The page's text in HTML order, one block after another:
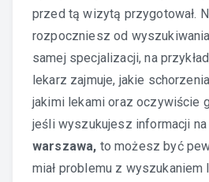
przed tą wizytą przygotował.
rozpoczniesz od
samej specjalizacji, na
lekarz zajmuje, jakie
jakimi lekami oraz oczywiście
jeśli wyszukujesz informacji na
warszawa, to możesz być
miał problemu z wyszukaniem